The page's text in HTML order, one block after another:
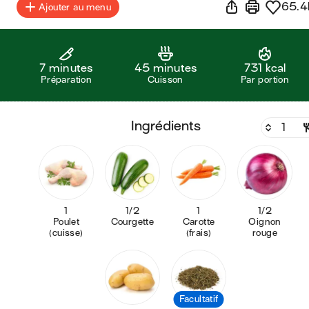
Ajouter au menu
7 minutes
Préparation
45 minutes
Cuisson
731 kcal
Par portion
ingrédients
1
Poulet
(cuisse)
1/2
Courgette
1
Carotte
(frais)
1/2
Oignon
rouge
Facultatif